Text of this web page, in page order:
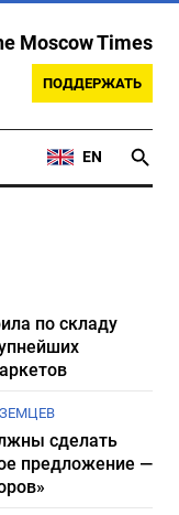
Moscow Times
ПОДДЕРЖАТЬ
EN
по складу
сделать
предложение —